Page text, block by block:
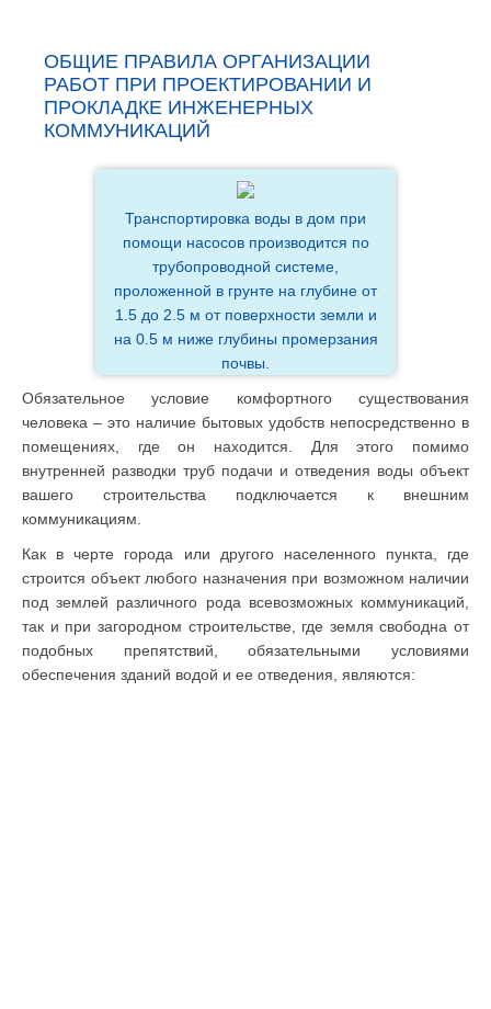
ОБЩИЕ ПРАВИЛА ОРГАНИЗАЦИИ
РАБОТ ПРИ ПРОЕКТИРОВАНИИ И
ПРОКЛАДКЕ ИНЖЕНЕРНЫХ
КОММУНИКАЦИЙ
Транспортировка воды в дом при
помощи насосов производится по
трубопроводной системе,
проложенной в грунте на глубине от
1.5 до 2.5 м от поверхности земли и
на 0.5 м ниже глубины промерзания
почвы.
Обязательное условие комфортного существования
человека – это наличие бытовых удобств непосредственно в
помещениях, где он находится. Для этого помимо
внутренней разводки труб подачи и отведения воды объект
вашего строительства подключается к внешним
коммуникациям.
Как в черте города или другого населенного пункта, где
строится объект любого назначения при возможном наличии
под землей различного рода всевозможных коммуникаций,
так и при загородном строительстве, где земля свободна от
подобных препятствий, обязательными условиями
обеспечения зданий водой и ее отведения, являются: